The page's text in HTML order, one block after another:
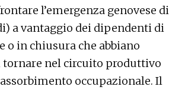
l’emergenza genovese di
a vantaggio dei dipendenti di
o in chiusura che abbiano
nel circuito produttivo
occupazionale. Il